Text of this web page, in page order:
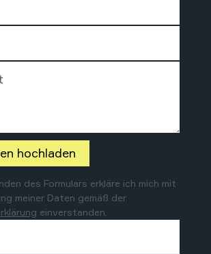
hochladen
des Formulars erkläre ich mich mit
meiner Daten gemäß der
einverstanden.